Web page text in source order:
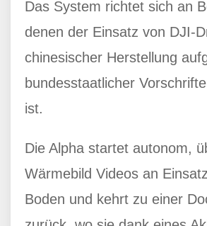
Das System richtet sich an
denen der Einsatz von DJI-
chinesischer Herstellung
bundesstaatlicher
ist.
Die Alpha startet autonom,
Wärmebild Videos an
Boden und kehrt zu einer